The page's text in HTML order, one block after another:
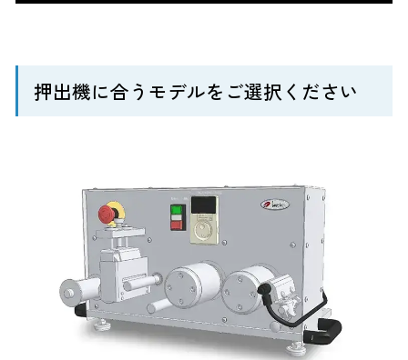
押出機に合うモデルをご選択ください